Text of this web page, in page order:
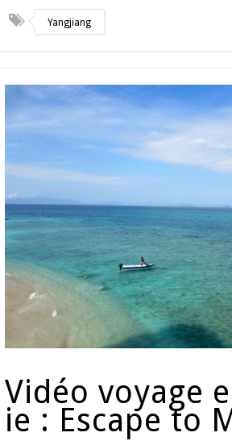
Yangjiang
Vidéo voyage
ie : Escape to